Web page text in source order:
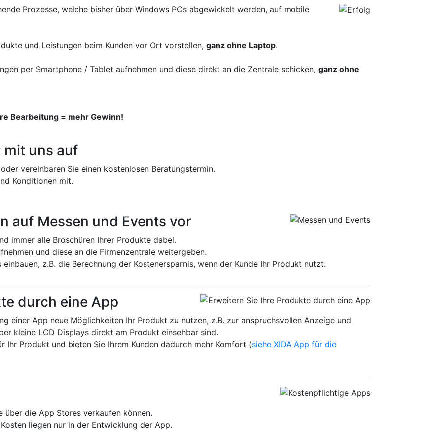
Prozesse, welche bisher über Windows PCs abgewickelt werden, auf mobile
und Leistungen beim Kunden vor Ort vorstellen, ganz ohne Laptop.
per Smartphone / Tablet aufnehmen und diese direkt an die Zentrale schicken, ganz ohne
Bearbeitung = mehr Gewinn!
mit uns auf
vereinbaren Sie einen kostenlosen Beratungstermin.
Konditionen mit.
auf Messen und Events vor
immer alle Broschüren Ihrer Produkte dabei.
und diese an die Firmenzentrale weitergeben.
z.B. die Berechnung der Kostenersparnis, wenn der Kunde Ihr Produkt nutzt.
durch eine App
einer App neue Möglichkeiten Ihr Produkt zu nutzen, z.B. zur anspruchsvollen Anzeige und
kleine LCD Displays direkt am Produkt einsehbar sind.
Ihr Produkt und bieten Sie Ihrem Kunden dadurch mehr Komfort (siehe XIDA App für die
über die App Stores verkaufen können.
liegen nur in der Entwicklung der App.